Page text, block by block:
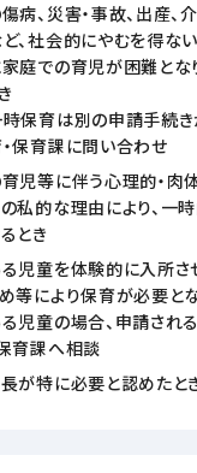
病、災害・事故、出産、
、社会的にやむを得ない
庭での育児が困難と
保育は別の申請手続き
保育課に問い合わせ
児等に伴う心理的・肉
私的な理由により、一
とき
児童を体験的に入所さ
等により保育が必要
児童の場合、申請され
育課へ相談
が特に必要と認めたと